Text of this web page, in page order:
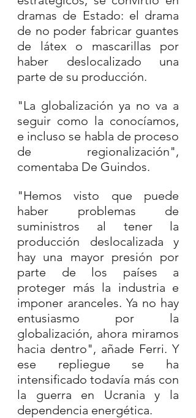
dramas de Estado: el drama
de no poder fabricar guantes
de látex o mascarillas por
haber deslocalizado una
parte de su producción.
"La globalización ya no va a
seguir como la conocíamos,
e incluso se habla de proceso
de regionalización",
comentaba De Guindos.
"Hemos visto que puede
haber problemas de
suministros al tener la
producción deslocalizada y
hay una mayor presión por
parte de los países a
proteger más la industria e
imponer aranceles. Ya no hay
entusiasmo por la
globalización, ahora miramos
hacia dentro", añade Ferri. Y
ese repliegue se ha
intensificado todavía más con
la guerra en Ucrania y la
dependencia energética.